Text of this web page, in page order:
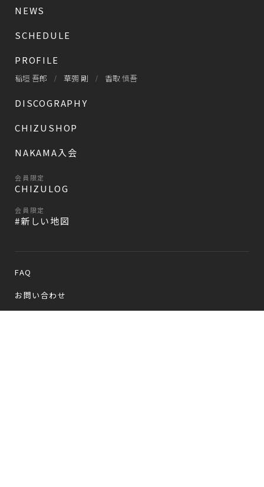
NEWS
SCHEDULE
PROFILE
稲垣 吾郎 草彅 剛 香取 慎吾
DISCOGRAPHY
CHIZUSHOP
NAKAMA入会
会員限定
CHIZULOG
会員限定
#新しい地図
FAQ
お問い合わせ